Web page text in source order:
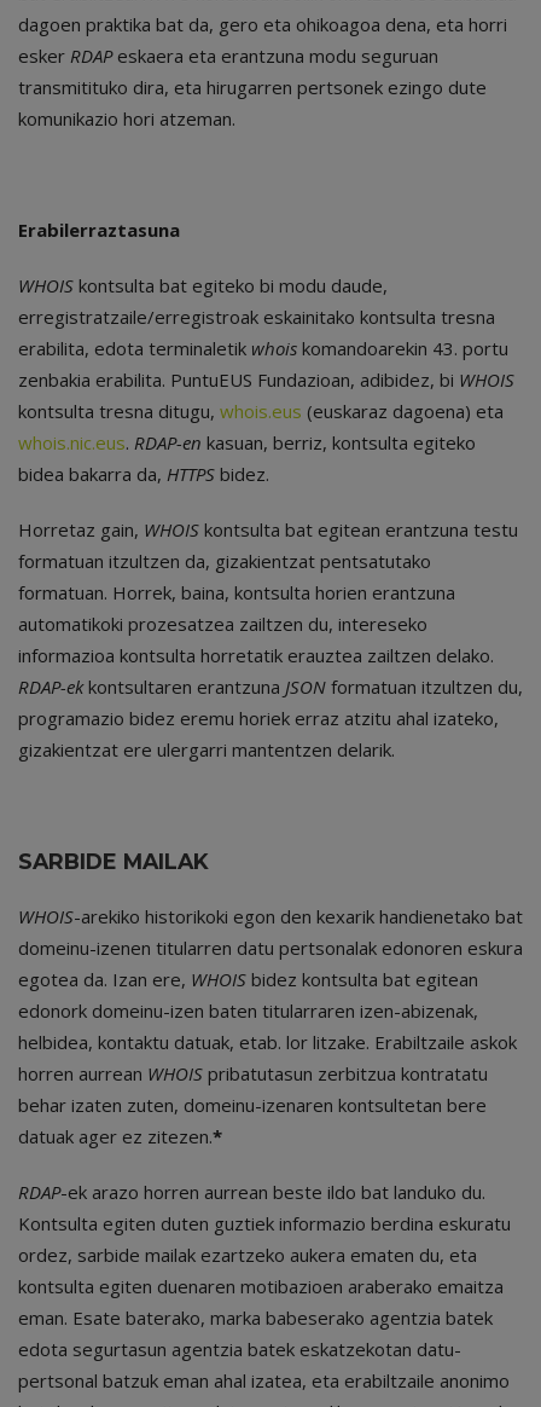
dagoen praktika bat da, gero eta ohikoagoa dena, eta horri
esker RDAPeskaera eta erantzuna modu seguruan
transmitituko dira, eta hirugarren pertsonek ezingo dute
komunikazio hori atzeman.
Erabilerraztasuna
WHOIS kontsulta bat egiteko bi modu daude,
erregistratzaile/erregistroak eskainitako kontsulta tresna
erabilita, edota terminaletik whois komandoarekin 43. portu
zenbakia erabilita. PuntuEUS Fundazioan, adibidez, bi WHOIS
kontsulta tresna ditugu, whois.eus (euskaraz dagoena) eta
whois.nic.eus. RDAP-en kasuan, berriz, kontsulta egiteko
bidea bakarra da, HTTPS bidez.
Horretaz gain, WHOIS kontsulta bat egitean erantzuna testu
formatuan itzultzen da, gizakientzat pentsatutako
formatuan. Horrek, baina, kontsulta horien erantzuna
automatikoki prozesatzea zailtzen du, intereseko
informazioa kontsulta horretatik erauztea zailtzen delako.
RDAP-ekkontsultaren erantzuna JSON formatuan itzultzen du,
programazio bidez eremu horiek erraz atzitu ahal izateko,
gizakientzat ere ulergarri mantentzen delarik.
SARBIDE MAILAK
WHOIS-arekiko historikoki egon den kexarik handienetako bat
domeinu-izenen titularren datu pertsonalak edonoren eskura
egotea da. Izan ere, WHOIS bidez kontsulta bat egitean
edonork domeinu-izen baten titularraren izen-abizenak,
helbidea, kontaktu datuak, etab. lor litzake. Erabiltzaile askok
horren aurrean WHOIS pribatutasun zerbitzua kontratatu
behar izaten zuten, domeinu-izenaren kontsultetan bere
datuak ager ez zitezen.*
RDAP-ek arazo horren aurrean beste ildo bat landuko du.
Kontsulta egiten duten guztiek informazio berdina eskuratu
ordez, sarbide mailak ezartzeko aukera ematen du, eta
kontsulta egiten duenaren motibazioen araberako emaitza
eman. Esate baterako, marka babeserako agentzia batek
edota segurtasun agentzia batek eskatzekotan datu-
pertsonal batzuk eman ahal izatea, eta erabiltzaile anonimo